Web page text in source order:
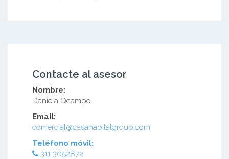
Contacte al asesor
Nombre:
Daniela Ocampo
Email:
comercial@casahabitatgroup.com
Teléfono móvil:
311 3052872